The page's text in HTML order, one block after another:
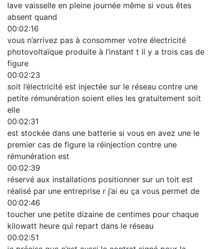
lave vaisselle en pleine journée même si vous êtes
absent quand
00:02:16
vous n’arrivez pas à consommer votre électricité
photovoltaïque produite à l’instant t il y a trois cas de
figure
00:02:23
soit l’électricité est injectée sur le réseau contre une
petite rémunération soient elles les gratuitement soit
elle
00:02:31
est stockée dans une batterie si vous en avez une le
premier cas de figure la réinjection contre une
rémunération est
00:02:39
réservé aux installations positionner sur un toit est
réalisé par une entreprise r j’ai eu ça vous permet de
00:02:46
toucher une petite dizaine de centimes pour chaque
kilowatt heure qui repart dans le réseau
00:02:51